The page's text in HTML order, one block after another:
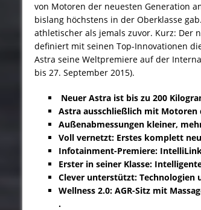
von Motoren der neuesten Generation
bislang höchstens in der Oberklasse
athletischer als jemals zuvor. Kurz: Der
definiert mit seinen Top-Innovationen
Astra seine Weltpremiere auf der
bis 27. September 2015).
Neuer Astra ist bis zu 200
Astra ausschließlich mit Motoren
Außenabmessungen kleiner,
Voll vernetzt: Erstes komplett
Infotainment-Premiere:
Erster in seiner Klasse:
Clever unterstützt: Technologien
Wellness 2.0: AGR-Sitz mit
.